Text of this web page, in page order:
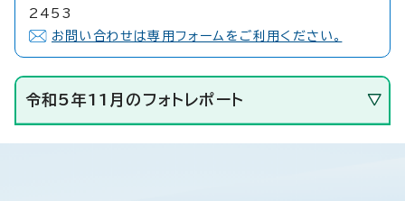
2453
お問い合わせは専用フォームをご利用ください。
令和5年11月のフォトレポート